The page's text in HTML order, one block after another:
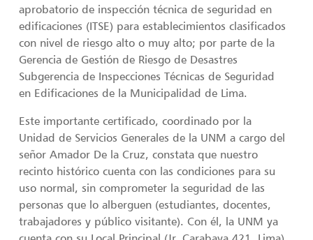
aprobatorio de inspección técnica de seguridad en
edificaciones (ITSE) para establecimientos clasificados
con nivel de riesgo alto o muy alto; por parte de la
Gerencia de Gestión de Riesgo de Desastres
Subgerencia de Inspecciones Técnicas de Seguridad
en Edificaciones de la Municipalidad de Lima.
Este importante certificado, coordinado por la
Unidad de Servicios Generales de la UNM a cargo del
señor Amador De la Cruz, constata que nuestro
recinto histórico cuenta con las condiciones para su
uso normal, sin comprometer la seguridad de las
personas que lo alberguen (estudiantes, docentes,
trabajadores y público visitante). Con él, la UNM ya